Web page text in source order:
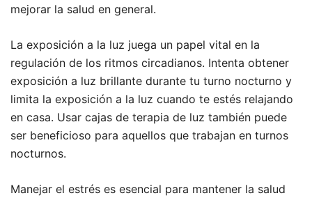
mejorar la salud en general.
La exposición a la luz juega un papel vital en la
regulación de los ritmos circadianos. Intenta obtener
exposición a luz brillante durante tu turno nocturno y
limita la exposición a la luz cuando te estés relajando
en casa. Usar cajas de terapia de luz también puede
ser beneficioso para aquellos que trabajan en turnos
nocturnos.
Manejar el estrés es esencial para mantener la salud